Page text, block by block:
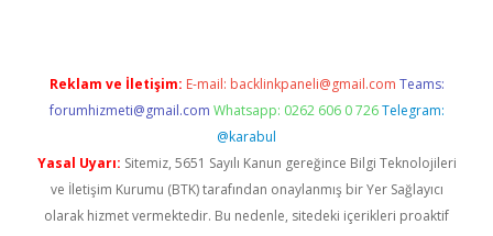
Reklam ve İletişim: E-mail: backlinkpaneli@gmail.com Teams:
forumhizmeti@gmail.com Whatsapp: 0262 606 0 726 Telegram:
@karabul
Yasal Uyarı: Sitemiz, 5651 Sayılı Kanun gereğince Bilgi Teknolojileri
ve İletişim Kurumu (BTK) tarafından onaylanmış bir Yer Sağlayıcı
olarak hizmet vermektedir. Bu nedenle, sitedeki içerikleri proaktif